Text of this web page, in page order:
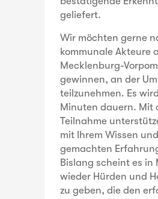
geliefert.
Wir möchten gerne
kommunale Akteure
Mecklenburg-
gewinnen, an der
teilzunehmen. Es
Minuten dauern. Mit
Teilnahme
mit Ihrem Wissen
gemachten
Bislang scheint es in
wieder Hürden und
zu geben, die den